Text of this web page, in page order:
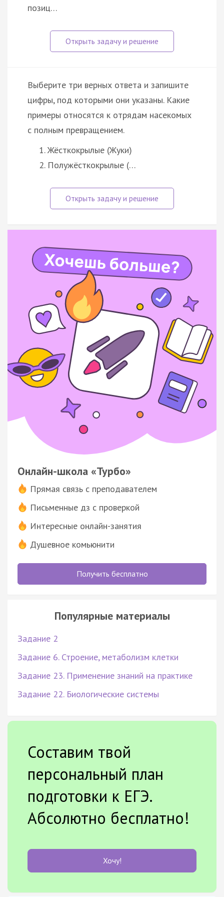
позиц…
Выберите три верных ответа и запишите
цифры, под которыми они указаны. Какие
примеры относятся к отрядам насекомых
с полным превращением.
Жёсткокрылые (Жуки)
Полужёсткокрылые (…
Онлайн-школа «Турбо»
Прямая связь с преподавателем
Письменные дз с проверкой
Интересные онлайн-занятия
Душевное комьюнити
Получить бесплатно
Популярные материалы
Задание 2
Задание 6. Строение, метаболизм клетки
Задание 23. Применение знаний на практике
Задание 22. Биологические системы
Составим твой
персональный план
подготовки к ЕГЭ.
Абсолютно бесплатно!
Хочу!